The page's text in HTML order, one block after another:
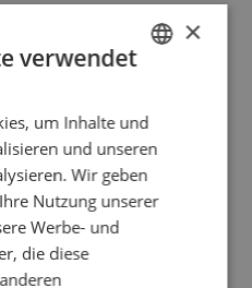
ENGLISH
×
verwendet
um Inhalte und
und unseren
Wir geben
Nutzung unserer
Werbe- und
die diese